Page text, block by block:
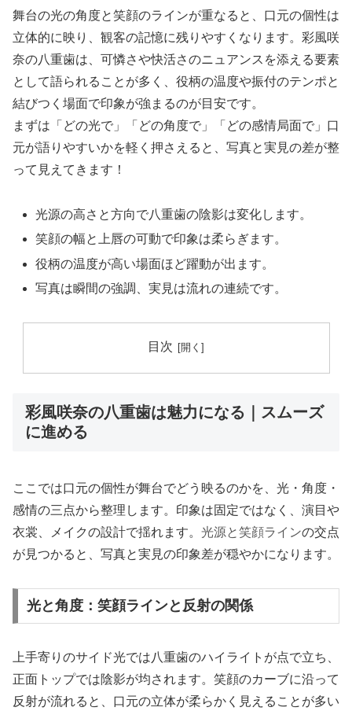
舞台の光の角度と笑顔のラインが重なると、口元の個性は
立体的に映り、観客の記憶に残りやすくなります。彩風咲
奈の八重歯は、可憐さや快活さのニュアンスを添える要素
として語られることが多く、役柄の温度や振付のテンポと
結びつく場面で印象が強まるのが目安です。
まずは「どの光で」「どの角度で」「どの感情局面で」口
元が語りやすいかを軽く押さえると、写真と実見の差が整
って見えてきます！
光源の高さと方向で八重歯の陰影は変化します。
笑顔の幅と上唇の可動で印象は柔らぎます。
役柄の温度が高い場面ほど躍動が出ます。
写真は瞬間の強調、実見は流れの連続です。
目次
彩風咲奈の八重歯は魅力になる｜スムーズ
に進める
ここでは口元の個性が舞台でどう映るのかを、光・角度・
感情の三点から整理します。印象は固定ではなく、演目や
衣裳、メイクの設計で揺れます。 光源と笑顔ラインの交点
が見つかると、写真と実見の印象差が穏やかになります。
光と角度：笑顔ラインと反射の関係
上手寄りのサイド光では八重歯のハイライトが点で立ち、
正面トップでは陰影が均されます。笑顔のカーブに沿って
反射が流れると、口元の立体が柔らかく見えることが多い